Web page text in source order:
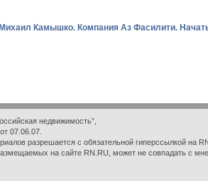
Камышко. Компания Аз Фасилити.
недвижимость”,
07.06.07.
разрешается с обязательной гиперссылкой на
на сайте RN.RU, может не совпадать с